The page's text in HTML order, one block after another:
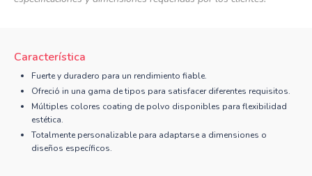
Característica
Fuerte y duradero para un rendimiento fiable.
Ofreció in una gama de tipos para satisfacer diferentes requisitos.
Múltiples colores coating de polvo disponibles para flexibilidad
estética.
Totalmente personalizable para adaptarse a dimensiones o
diseños específicos.